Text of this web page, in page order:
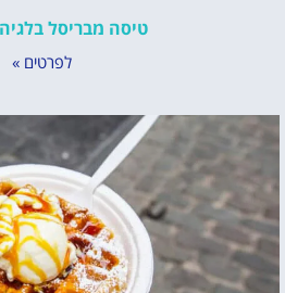
טיסה מבריסל
לפרטים »